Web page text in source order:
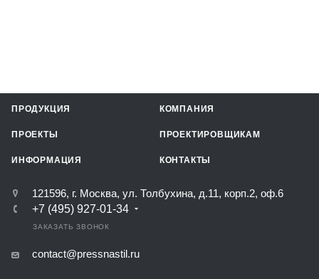
ПРОДУКЦИЯ КОМПАНИЯ
ПРОЕКТЫ ПРОЕКТИРОВЩИКАМ
ИНФОРМАЦИЯ КОНТАКТЫ
121596, г. Москва, ул. Толбухина, д.11, корп.2, оф.6
+7 (495) 927-01-34
ЗАКАЗАТЬ ЗВОНОК
contact@pressnastil.ru